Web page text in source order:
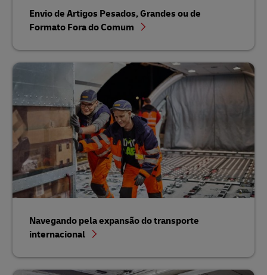
Envio de Artigos Pesados, Grandes ou de
Formato Fora do Comum
Navegando pela expansão do transporte
internacional